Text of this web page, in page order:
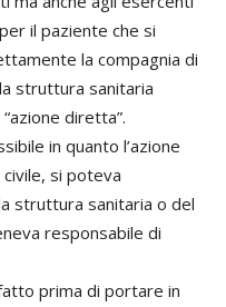
il paziente che si
la compagnia di
struttura sanitaria
diretta”.
in quanto l’azione
si poteva
struttura sanitaria o del
responsabile di
prima di portare in